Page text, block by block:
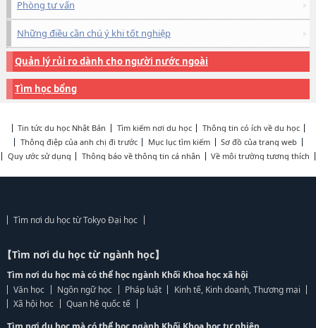
Phòng tư vấn
Những điều cần chú ý khi tốt nghiệp
Quản lý rủi ro dành cho người nước ngoài
Tìm học bổng
Tin tức du học Nhật Bản Tìm kiếm nơi du học
Thông tin có ích về du học
Thông điệp của anh chị đi trước
Mục lục tìm kiếm
Sơ đồ của trang web
Quy ước sử dụng
Thông báo về thông tin cá nhân Về môi trường tương thích
Tìm nơi du học từ Tokyo Đại học
【Tìm nơi du học từ ngành học】
Tìm nơi du học mà có thể học ngành Khối Khoa học xã hội
Văn học
Ngôn ngữ học Pháp luật
Kinh tế, Kinh doanh, Thương mại
Xã hội học
Quan hệ quốc tế